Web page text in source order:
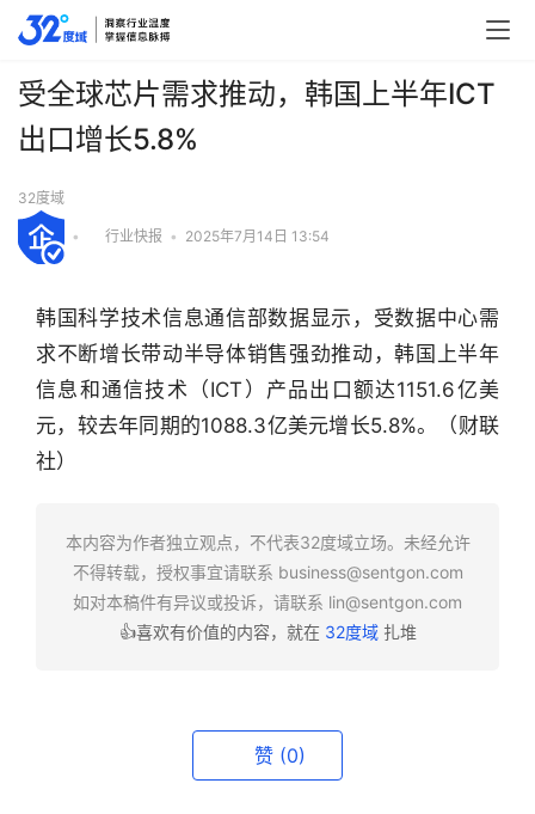
行
受全球芯片需求推动，韩国上半年ICT
出口增长5.8%
32度域
• 行业快报 • 2025年7月14日 13:54
韩国科学技术信息通信部数据显示，受数据中心需
求不断增长带动半导体销售强劲推动，韩国上半年
信息和通信技术（ICT）产品出口额达1151.6亿美
元，较去年同期的1088.3亿美元增长5.8%。（财联
社）
本内容为作者独立观点，不代表32度域立场。未经允许
不得转载，授权事宜请联系 business@sentgon.com
如对本稿件有异议或投诉，请联系 lin@sentgon.com
👍喜欢有价值的内容，就在 32度域扎堆
赞 (0)